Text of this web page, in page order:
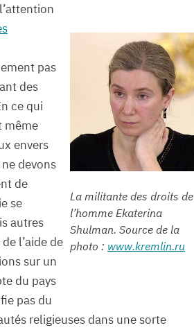
La militante des droits de
l’homme Ekaterina
Shulman. Source de la
photo : www.kremlin.ru
pas
des
ce qui
même
envers
devons
de
se
autres
l’aide de
sur un
du pays
pas du
religieuses dans une sorte